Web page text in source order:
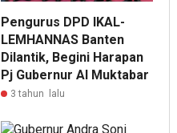
Pengurus DPD IKAL-
LEMHANNAS Banten
Dilantik, Begini Harapan
Pj Gubernur Al Muktabar
3 tahun lalu